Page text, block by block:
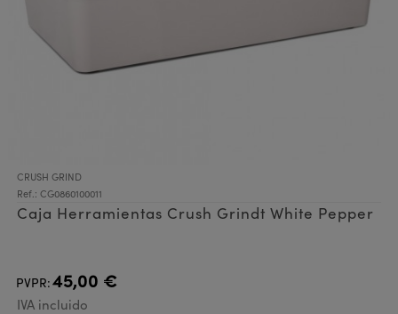
CRUSH GRIND
Ref.: CG0860100011
Caja Herramientas Crush Grindt White Pepper
PVPR:45,00 €
IVA incluido